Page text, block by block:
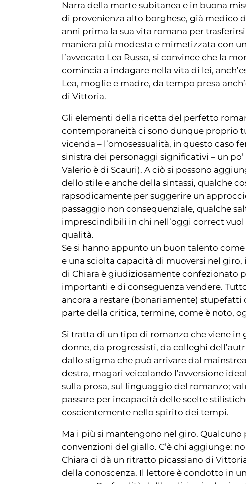
Narra della morte subitanea e in buona
di provenienza alto borghese, già medico
anni prima la sua vita romana per
maniera più modesta e mimetizzata con
l’avvocato Lea Russo, si convince che la
comincia a indagare nella vita di lei,
Lea, moglie e madre, da tempo presa
di Vittoria.
Gli elementi della ricetta del perfetto
contemporaneità ci sono dunque proprio
vicenda – l’omosessualità, in questo
sinistra dei personaggi significativi – un
Valerio è di Scauri). A ciò si possono
dello stile e anche della sintassi, qualche
rapsodicamente per suggerire un
passaggio non consequenziale, qualche
imprescindibili in chi nell’oggi correct
qualità.
Se si hanno appunto un buon talento
e una sciolta capacità di muoversi nel
di Chiara è giudiziosamente confezionato
importanti e di conseguenza vendere.
ancora a restare (bonariamente) stupefatti
parte della critica, termine, come è noto,
Si tratta di un tipo di romanzo che viene
donne, da progressisti, da colleghi
dallo stigma che può arrivare dal
destra, magari veicolando l’avversione
sulla prosa, sul linguaggio del romanzo;
passare per incapacità delle scelte
coscientemente nello spirito dei tempi.
Ma i più si mantengono nel giro. Qualcuno
convenzioni del giallo. C’è chi aggiunge:
Chiara ci dà un ritratto picassiano di
della conoscenza. Il lettore è condotto in